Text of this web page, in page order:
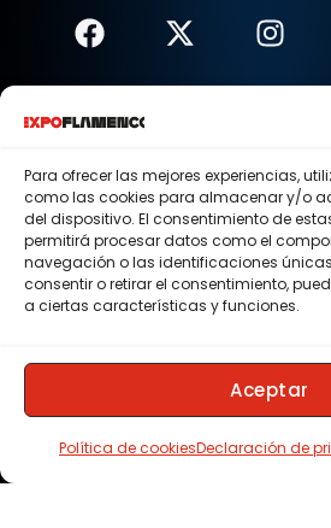
Para ofrecer las mejores experiencias,
como las cookies para almacenar y/o
del dispositivo. El consentimiento de
permitirá procesar datos como el
navegación o las identificaciones únicas
consentir o retirar el consentimiento,
a ciertas características y funciones.
Aceptar
Política de cookiesDeclaración de
Términos Y
Política De
Política De
Aviso Legal
© 2015 - 2026 . Todos los
Contacto